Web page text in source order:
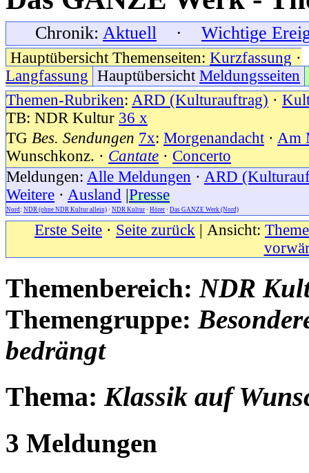
Chronik: Aktuell · Wichtige
Hauptübersicht Themenseiten: Kurzfassung ·
Langfassung Hauptübersicht Meldungsseiten
Themen-Rubriken: ARD (Kulturauftrag) ·
TB: NDR Kultur 36 x
TG Bes. Sendungen 7x: Morgenandacht · Am
Wunschkonz. · Cantate · Concerto
Meldungen: Alle Meldungen · ARD
Weitere · Ausland |Presse
Nord : NDR (ohne NDR Kultur allein) · NDR Kultur · Hörer · Das GANZE Werk (Nord)
Erste Seite · Seite zurück | Ansicht:
Themenbereich: NDR
Themengruppe:
bedrängt
Thema:Klassik auf
3 Meldungen